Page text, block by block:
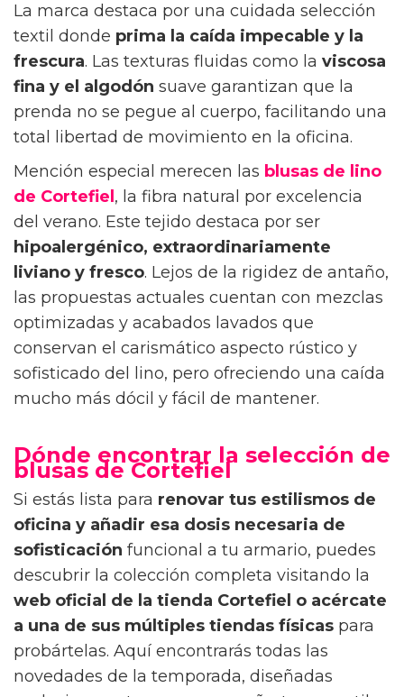
La marca destaca por una cuidada selección
textil donde prima la caída impecable y la
frescura. Las texturas fluidas como la viscosa
fina y el algodón suave garantizan que la
prenda no se pegue al cuerpo, facilitando una
total libertad de movimiento en la oficina.
Mención especial merecen las blusas de lino
de Cortefiel , la fibra natural por excelencia
del verano. Este tejido destaca por ser
hipoalergénico, extraordinariamente
liviano y fresco. Lejos de la rigidez de antaño,
las propuestas actuales cuentan con mezclas
optimizadas y acabados lavados que
conservan el carismático aspecto rústico y
sofisticado del lino, pero ofreciendo una caída
mucho más dócil y fácil de mantener.
Dónde encontrar la selección de
blusas de Cortefiel
Si estás lista para renovar tus estilismos de
oficina y añadir esa dosis necesaria de
sofisticación funcional a tu armario, puedes
descubrir la colección completa visitando la
web oficial de la tienda Cortefiel o acércate
a una de sus múltiples tiendas físicas para
probártelas. Aquí encontrarás todas las
novedades de la temporada, diseñadas